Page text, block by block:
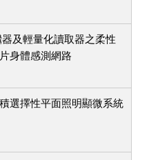
及輕量化讀取器之柔性
身體感測網路
選擇性平面照明顯微系統